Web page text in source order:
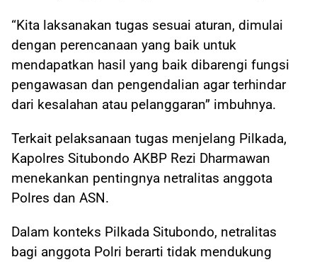
“Kita laksanakan tugas sesuai aturan, dimulai
dengan perencanaan yang baik untuk
mendapatkan hasil yang baik dibarengi fungsi
pengawasan dan pengendalian agar terhindar
dari kesalahan atau pelanggaran” imbuhnya.
Terkait pelaksanaan tugas menjelang Pilkada,
Kapolres Situbondo AKBP Rezi Dharmawan
menekankan pentingnya netralitas anggota
Polres dan ASN.
Dalam konteks Pilkada Situbondo, netralitas
bagi anggota Polri berarti tidak mendukung